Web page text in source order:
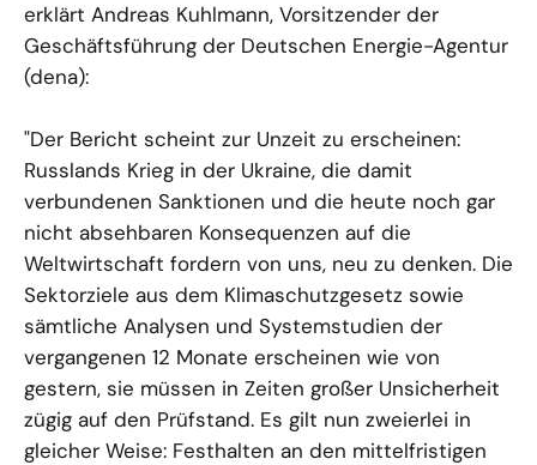
erklärt Andreas Kuhlmann, Vorsitzender der
Geschäftsführung der Deutschen Energie-Agentur
(dena):
"Der Bericht scheint zur Unzeit zu erscheinen:
Russlands Krieg in der Ukraine, die damit
verbundenen Sanktionen und die heute noch gar
nicht absehbaren Konsequenzen auf die
Weltwirtschaft fordern von uns, neu zu denken. Die
Sektorziele aus dem Klimaschutzgesetz sowie
sämtliche Analysen und Systemstudien der
vergangenen 12 Monate erscheinen wie von
gestern, sie müssen in Zeiten großer Unsicherheit
zügig auf den Prüfstand. Es gilt nun zweierlei in
gleicher Weise: Festhalten an den mittelfristigen